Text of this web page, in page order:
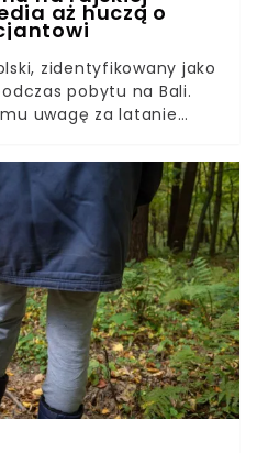
aż huczą o
zidentyfikowany jako
pobytu na Bali.
uwagę za latanie
brutalnie potraktował
policji.